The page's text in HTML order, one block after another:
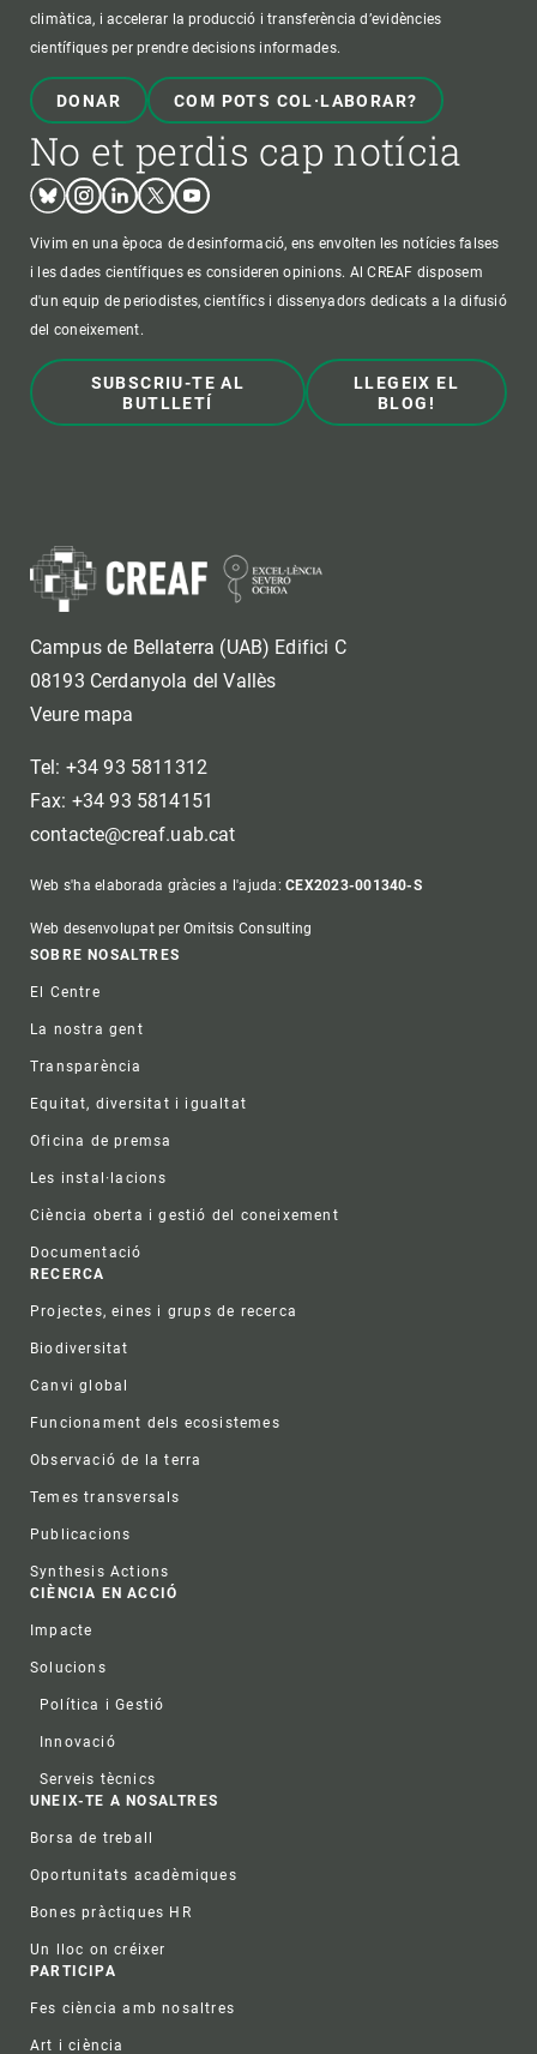
climàtica, i accelerar la producció i transferència d’evidències
científiques per prendre decisions informades.
DONAR COM POTS COL·LABORAR?
No et perdis cap notícia
BlueskyInstagram
LinkedinTwitterYoutube
Vivim en una època de desinformació, ens envolten les notícies falses
i les dades científiques es consideren opinions. Al CREAF disposem
d'un equip de periodistes, científics i dissenyadors dedicats a la difusió
del coneixement.
SUBSCRIU-TE AL
BUTLLETÍ
LLEGEIX EL
BLOG!
Campus de Bellaterra (UAB) Edifici C
08193 Cerdanyola del Vallès
Veure mapa
Tel: +34 93 5811312
Fax: +34 93 5814151
contacte@creaf.uab.cat
Web s'ha elaborada gràcies a l'ajuda:CEX2023-001340-S
Web desenvolupat per Omitsis Consulting
Footer
SOBRE NOSALTRES
El Centre
La nostra gent
Transparència
Equitat, diversitat i igualtat
Oficina de premsa
Les instal·lacions
Ciència oberta i gestió del coneixement
Documentació
RECERCA
Projectes, eines i grups de recerca
Biodiversitat
Canvi global
Funcionament dels ecosistemes
Observació de la terra
Temes transversals
Publicacions
Synthesis Actions
CIÈNCIA EN ACCIÓ
Impacte
Solucions
Política i Gestió
Innovació
Serveis tècnics
UNEIX-TE A NOSALTRES
Borsa de treball
Oportunitats acadèmiques
Bones pràctiques HR
Un lloc on créixer
PARTICIPA
Fes ciència amb nosaltres
Art i ciència